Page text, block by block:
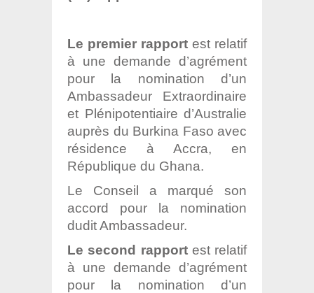
Le premier rapport est relatif
à une demande d’agrément
pour la nomination d’un
Ambassadeur Extraordinaire
et Plénipotentiaire d’Australie
auprès du Burkina Faso avec
résidence à Accra, en
République du Ghana.
Le Conseil a marqué son
accord pour la nomination
dudit Ambassadeur.
Le second rapportest relatif
à une demande d’agrément
pour la nomination d’un